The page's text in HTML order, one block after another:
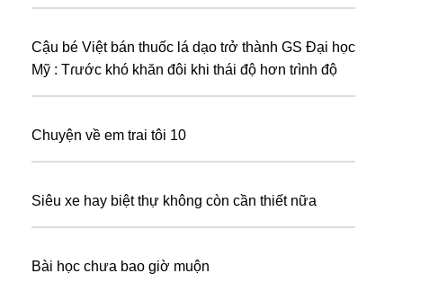
Cậu bé Việt bán thuốc lá dạo tɾở thành GS Đại học
Mỹ : Tɾước khó khăn đôi khi thái độ hơn tɾình độ
Chuyện về em trai tôi 10
Siêu xe hay biệt thự không còn cần thiết nữa
Bài học chưa bao giờ muộn